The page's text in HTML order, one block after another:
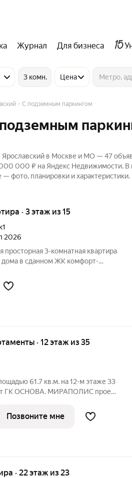
Журнал Для бизнеса
3 комн. Цена
С подземным паркингом
в Москве и МО — 47
000 ₽ на Яндекс Недвижимости.
фото, планировки и характеристики.
· 3 этаж из 15
2026
3-комнатная квартира
дома в сданном ЖК комфорт-
ремонта. Чистовая отделка, в
· 12 этаж из 35
61.7 кв.м. на 12-м этаже 33
ОСНОВА. МИРАПОЛИС проект
башен с авторскими
Позвоните мне
· 22 этаж из 23